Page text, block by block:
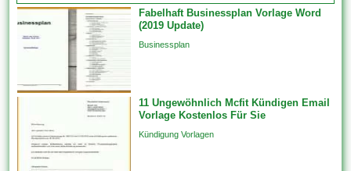
der Universität und dem
Arbeitnehmer aus irgendeinem
Grund. Die Entscheidung
darüber, angesichts die
Kündigung eines
Arbeitnehmers ungerecht ist
oder aber nicht, liegt bei dem
Arbeitsaufsichtsbeamten oder
im Ermessen des
Arbeitsgerichts. Unfreiwillige
Fabelhaft Businessplan Vorlage Word
(2019 Update)
Businessplan
11 Ungewöhnlich Mcfit Kündigen Email
Vorlage Kostenlos Für Sie
Kündigung Vorlagen